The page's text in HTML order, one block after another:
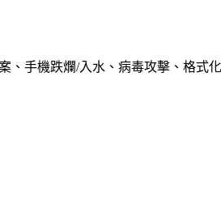
、手機跌爛/入水、病毒攻擊、格式